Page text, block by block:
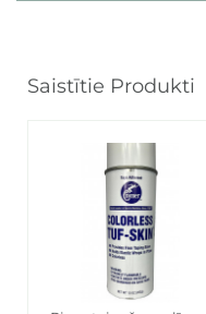
Saistītie Produkti